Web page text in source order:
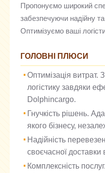
Пропонуємо широкий
забезпечуючи надійну
Оптимізуємо ваші
ГОЛОВНІ ПЛЮСИ
Оптимізація
логістику завдяки
Dolphincargo.
Гнучкість рішень.
якого бізнесу,
Надійність
своєчасної доставки
Комплексність